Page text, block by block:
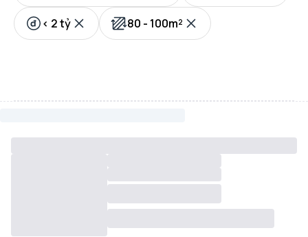
< 2 tỷ 80 - 100m²